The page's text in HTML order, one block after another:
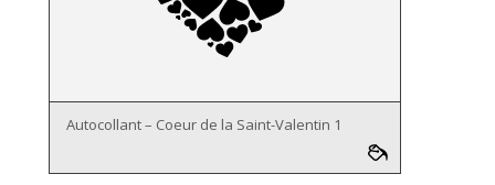
Autocollant – Coeur de la Saint-Valentin 1